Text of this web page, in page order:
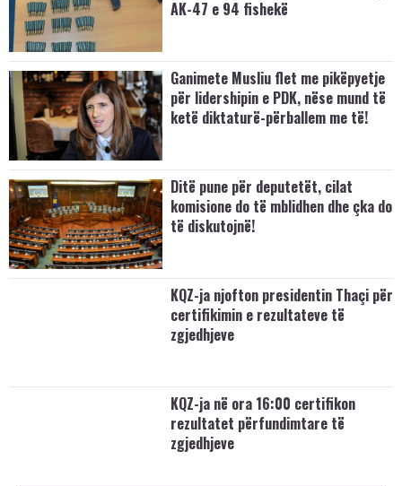
AK-47 e 94 fishekë
Ganimete Musliu flet me pikëpyetje
për lidershipin e PDK, nëse mund të
ketë diktaturë-përballem me të!
Ditë pune për deputetët, cilat
komisione do të mblidhen dhe çka do
të diskutojnë!
KQZ-ja njofton presidentin Thaçi për
certifikimin e rezultateve të
zgjedhjeve
KQZ-ja në ora 16:00 certifikon
rezultatet përfundimtare të
zgjedhjeve